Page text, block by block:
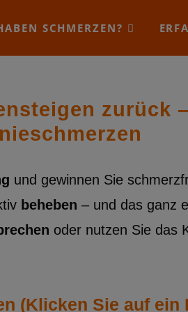
SCHMERZEN?
zurück
und gewinnen Sie
beheben – und das ganz
oder nutzen Sie das
(Klicken Sie auf ein